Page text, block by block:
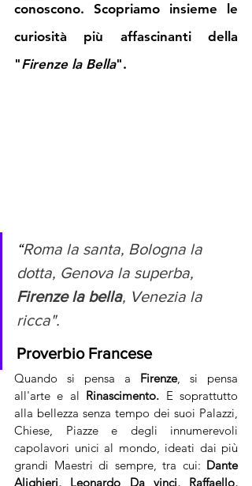
conoscono. Scopriamo insieme le
curiosità più affascinanti della
"Firenze la Bella".
“Roma la santa, Bologna la
dotta, Genova la superba,
Firenze la bella, Venezia la
ricca".
Proverbio Francese
Quando si pensa a Firenze, si pensa
all'arte e al Rinascimento. E soprattutto
alla bellezza senza tempo dei suoi Palazzi,
Chiese, Piazze e degli innumerevoli
capolavori unici al mondo, ideati dai più
grandi Maestri di sempre, tra cui: Dante
Alighieri, Leonardo Da vinci, Raffaello,